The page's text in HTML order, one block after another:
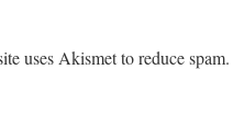
uses Akismet to reduce spam.